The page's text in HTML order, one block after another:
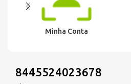
Minha Conta
8445524023678